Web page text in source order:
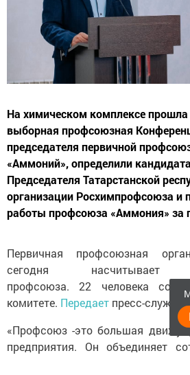
На химическом комплексе прошла
выборная профсоюзная
председателя первичной
«Аммоний», определили
Председателя Татарстанской
организации Росхимпрофсоюза и
работы профсоюза «Аммония» за
Первичная профсоюзная
сегодня
профсоюза. 22 человека
комитете. Передает пресс-служба
«Профсоюз -это большая
предприятия. Он объединяет